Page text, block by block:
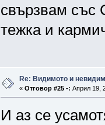
свързвам със
тежка и
Re: Видимото и
« Отговор #25 -: Април 19,
И аз се